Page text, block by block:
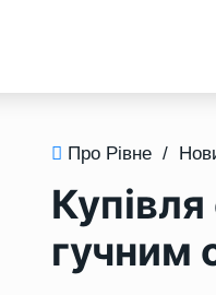
Про Рівне /
гучним